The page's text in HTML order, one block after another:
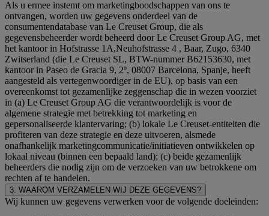
Als u ermee instemt om marketingboodschappen van ons te
ontvangen, worden uw gegevens onderdeel van de
consumentendatabase van Le Creuset Group, die als
gegevensbeheerder wordt beheerd door Le Creuset Group AG, met
het kantoor in Hofstrasse 1A,Neuhofstrasse 4 , Baar, Zugo, 6340
Zwitserland (die Le Creuset SL, BTW-nummer B62153630, met
kantoor in Paseo de Gracia 9, 2º, 08007 Barcelona, Spanje, heeft
aangesteld als vertegenwoordiger in de EU), op basis van een
overeenkomst tot gezamenlijke zeggenschap die in wezen voorziet
in (a) Le Creuset Group AG die verantwoordelijk is voor de
algemene strategie met betrekking tot marketing en
gepersonaliseerde klantervaring; (b) lokale Le Creuset-entiteiten die
profiteren van deze strategie en deze uitvoeren, alsmede
onafhankelijk marketingcommunicatie/initiatieven ontwikkelen op
lokaal niveau (binnen een bepaald land); (c) beide gezamenlijk
beheerders die nodig zijn om de verzoeken van uw betrokkene om
rechten af te handelen.
3. WAAROM VERZAMELEN WIJ DEZE GEGEVENS?
Wij kunnen uw gegevens verwerken voor de volgende doeleinden: